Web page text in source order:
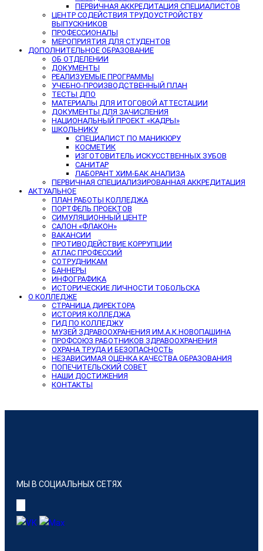
ПЕРВИЧНАЯ АККРЕДИТАЦИЯ СПЕЦИАЛИСТОВ
ЦЕНТР СОДЕЙСТВИЯ ТРУДОУСТРОЙСТВУ
ВЫПУСКНИКОВ
ПРОФЕССИОНАЛЫ
МЕРОПРИЯТИЯ ДЛЯ СТУДЕНТОВ
ДОПОЛНИТЕЛЬНОЕ ОБРАЗОВАНИЕ
ОБ ОТДЕЛЕНИИ
ДОКУМЕНТЫ
РЕАЛИЗУЕМЫЕ ПРОГРАММЫ
УЧЕБНО-ПРОИЗВОДСТВЕННЫЙ ПЛАН
ТЕСТЫ ДПО
МАТЕРИАЛЫ ДЛЯ ИТОГОВОЙ АТТЕСТАЦИИ
ДОКУМЕНТЫ ДЛЯ ЗАЧИСЛЕНИЯ
НАЦИОНАЛЬНЫЙ ПРОЕКТ «КАДРЫ»
ШКОЛЬНИКУ
СПЕЦИАЛИСТ ПО МАНИКЮРУ
КОСМЕТИК
ИЗГОТОВИТЕЛЬ ИСКУССТВЕННЫХ ЗУБОВ
САНИТАР
ЛАБОРАНТ ХИМ-БАК АНАЛИЗА
ПЕРВИЧНАЯ СПЕЦИАЛИЗИРОВАННАЯ АККРЕДИТАЦИЯ
АКТУАЛЬНОЕ
ПЛАН РАБОТЫ КОЛЛЕДЖА
ПОРТФЕЛЬ ПРОЕКТОВ
СИМУЛЯЦИОННЫЙ ЦЕНТР
САЛОН «ФЛАКОН»
ВАКАНСИИ
ПРОТИВОДЕЙСТВИЕ КОРРУПЦИИ
АТЛАС ПРОФЕССИЙ
СОТРУДНИКАМ
БАННЕРЫ
ИНФОГРАФИКА
ИСТОРИЧЕСКИЕ ЛИЧНОСТИ ТОБОЛЬСКА
О КОЛЛЕДЖЕ
СТРАНИЦА ДИРЕКТОРА
ИСТОРИЯ КОЛЛЕДЖА
ГИД ПО КОЛЛЕДЖУ
МУЗЕЙ ЗДРАВООХРАНЕНИЯ ИМ.А.К.НОВОПАШИНА
ПРОФСОЮЗ РАБОТНИКОВ ЗДРАВООХРАНЕНИЯ
ОХРАНА ТРУДА И БЕЗОПАСНОСТЬ
НЕЗАВИСИМАЯ ОЦЕНКА КАЧЕСТВА ОБРАЗОВАНИЯ
ПОПЕЧИТЕЛЬСКИЙ СОВЕТ
НАШИ ДОСТИЖЕНИЯ
КОНТАКТЫ
МЫ В СОЦИАЛЬНЫХ СЕТЯХ